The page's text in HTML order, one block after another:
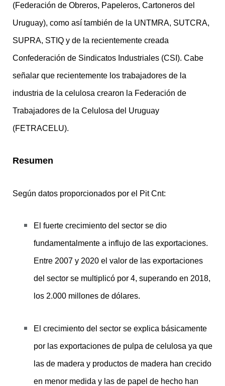
(Federación de Obreros, Papeleros, Cartoneros del
Uruguay), como así también de la UNTMRA, SUTCRA,
SUPRA, STIQ y de la recientemente creada
Confederación de Sindicatos Industriales (CSI). Cabe
señalar que recientemente los trabajadores de la
industria de la celulosa crearon la Federación de
Trabajadores de la Celulosa del Uruguay
(FETRACELU).
Resumen
Según datos proporcionados por el Pit Cnt:
El fuerte crecimiento del sector se dio
fundamentalmente a influjo de las exportaciones.
Entre 2007 y 2020 el valor de las exportaciones
del sector se multiplicó por 4, superando en 2018,
los 2.000 millones de dólares.
El crecimiento del sector se explica básicamente
por las exportaciones de pulpa de celulosa ya que
las de madera y productos de madera han crecido
en menor medida y las de papel de hecho han